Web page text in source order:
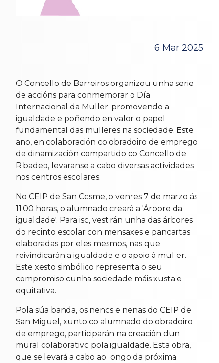
6 Mar 2025
O Concello de Barreiros organizou unha serie
de accións para conmemorar o Día
Internacional da Muller, promovendo a
igualdade e poñendo en valor o papel
fundamental das mulleres na sociedade. Este
ano, en colaboración co obradoiro de emprego
de dinamización compartido co Concello de
Ribadeo, levaranse a cabo diversas actividades
nos centros escolares.
No CEIP de San Cosme, o venres 7 de marzo ás
11:00 horas, o alumnado creará a 'Árbore da
igualdade'. Para iso, vestirán unha das árbores
do recinto escolar con mensaxes e pancartas
elaboradas por eles mesmos, nas que
reivindicarán a igualdade e o apoio á muller.
Este xesto simbólico representa o seu
compromiso cunha sociedade máis xusta e
equitativa.
Pola súa banda, os nenos e nenas do CEIP de
San Miguel, xunto co alumnado do obradoiro
de emprego, participarán na creación dun
mural colaborativo pola igualdade. Esta obra,
que se levará a cabo ao longo da próxima